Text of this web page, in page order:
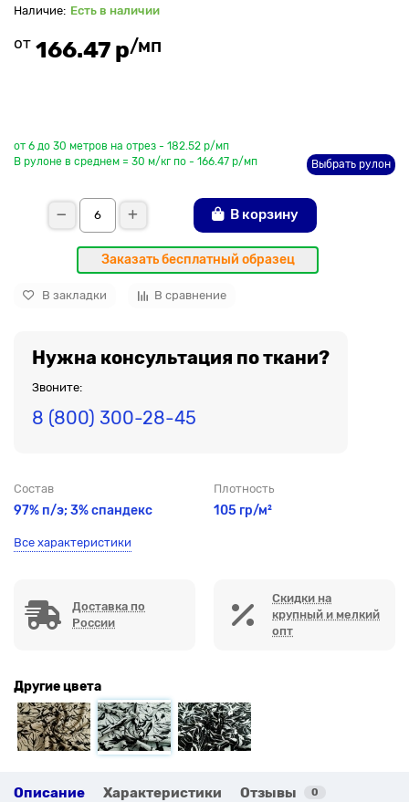
Есть в наличии
от 166.47 р/мп
от 6 до 30 метров на отрез - 182.52 р/мп
В рулоне в среднем = 30 м/кг по - 166.47 р/мп
Выбрать рулон
В корзину
Заказать бесплатный образец
В закладки В сравнение
Нужна консультация по ткани?
Звоните:
8 (800) 300-28-45
Состав
97% п/э; 3% спандекс
Плотность
105 гр/м²
Все характеристики
Доставка по
России
Скидки на
крупный и мелкий
опт
Другие цвета
Описание Характеристики Отзывы 0